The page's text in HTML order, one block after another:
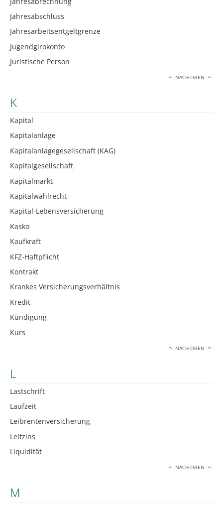
Jahresabschluss
Jahresarbeitsentgeltgrenze
Jugendgirokonto
Juristische Person
NACH OBEN
K
Kapital
Kapitalanlage
Kapitalanlagegesellschaft (KAG)
Kapitalgesellschaft
Kapitalmarkt
Kapitalwahlrecht
Kapital-Lebensversicherung
Kasko
Kaufkraft
KFZ-Haftpflicht
Kontrakt
Krankes Versicherungsverhältnis
Kredit
Kündigung
Kurs
NACH OBEN
L
Lastschrift
Laufzeit
Leibrentenversicherung
Leitzins
Liquidität
NACH OBEN
M